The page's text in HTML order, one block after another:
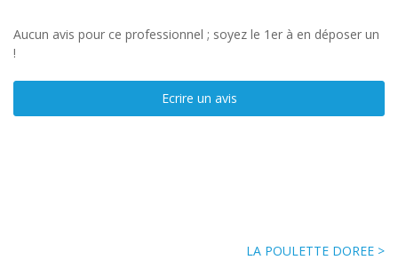
Aucun avis pour ce professionnel ; soyez le 1er à en déposer un
!
Ecrire un avis
LA POULETTE DOREE >